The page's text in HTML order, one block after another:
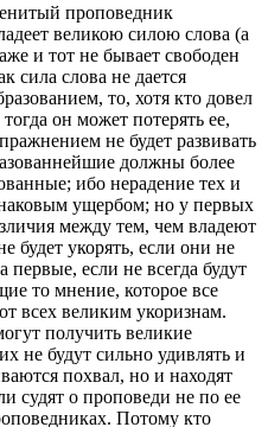
проповедник
великою силою слова (а
и тот не бывает свободен
сила слова не дается
то, хотя кто довел
он может потерять ее,
не будет развивать
должны более
ибо нерадение тех и
ущербом; но у первых
между тем, чем владеют
будет укорять, если они не
первые, если не всегда будут
то мнение, которое все
всех великим укоризнам.
получить великие
не будут сильно удивлять и
похвал, но и находят
судят о проповеди не по ее
Потому кто